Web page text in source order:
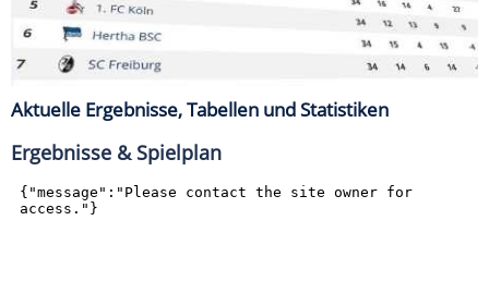
Aktuelle Ergebnisse, Tabellen und Statistiken
Ergebnisse & Spielplan